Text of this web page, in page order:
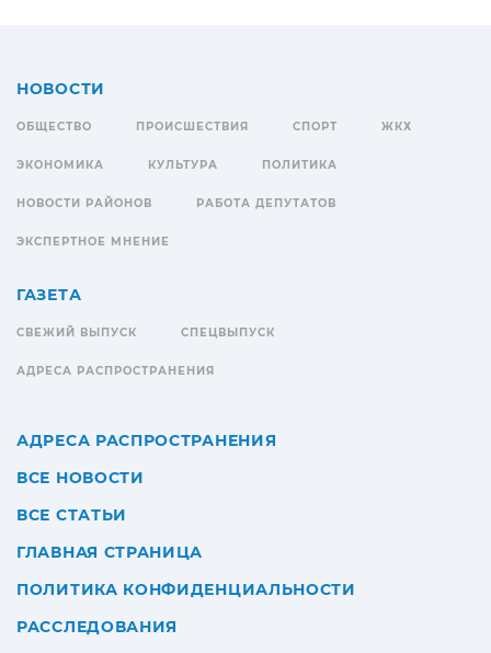
НОВОСТИ
ОБЩЕСТВО ПРОИСШЕСТВИЯ СПОРТ ЖКХ
ЭКОНОМИКА КУЛЬТУРА ПОЛИТИКА
НОВОСТИ РАЙОНОВ РАБОТА ДЕПУТАТОВ
ЭКСПЕРТНОЕ МНЕНИЕ
ГАЗЕТА
СВЕЖИЙ ВЫПУСК СПЕЦВЫПУСК
АДРЕСА РАСПРОСТРАНЕНИЯ
АДРЕСА РАСПРОСТРАНЕНИЯ
ВСЕ НОВОСТИ
ВСЕ СТАТЬИ
ГЛАВНАЯ СТРАНИЦА
ПОЛИТИКА КОНФИДЕНЦИАЛЬНОСТИ
РАССЛЕДОВАНИЯ